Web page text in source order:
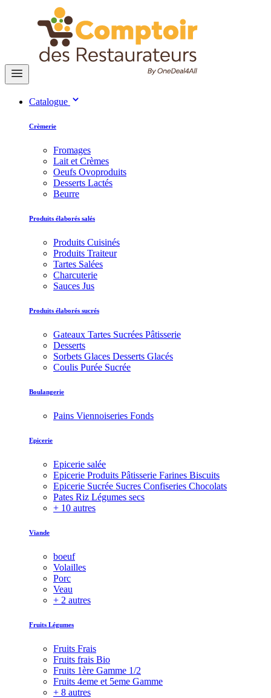
Catalogue
Crèmerie
Fromages
Lait et Crèmes
Oeufs Ovoproduits
Desserts Lactés
Beurre
Produits élaborés salés
Produits Cuisinés
Produits Traiteur
Tartes Salées
Charcuterie
Sauces Jus
Produits élaborés sucrés
Gateaux Tartes Sucrées Pâtisserie
Desserts
Sorbets Glaces Desserts Glacés
Coulis Purée Sucrée
Boulangerie
Pains Viennoiseries Fonds
Epicerie
Epicerie salée
Epicerie Produits Pâtisserie Farines Biscuits
Epicerie Sucrée Sucres Confiseries Chocolats
Pates Riz Légumes secs
+ 10 autres
Viande
boeuf
Volailles
Porc
Veau
+ 2 autres
Fruits Légumes
Fruits Frais
Fruits frais Bio
Fruits 1ère Gamme 1/2
Fruits 4eme et 5eme Gamme
+ 8 autres